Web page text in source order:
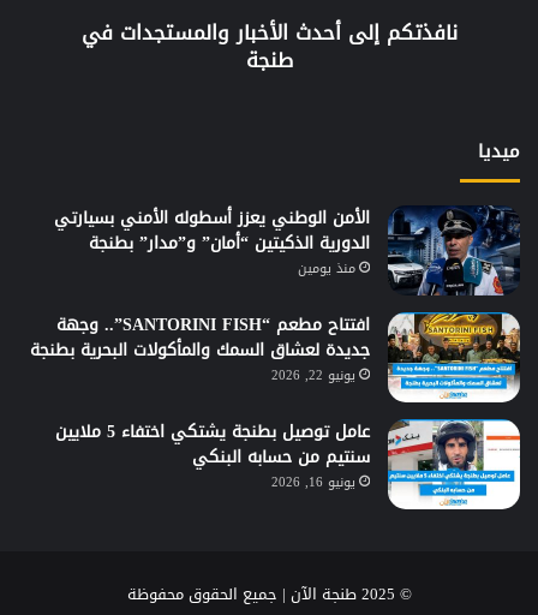
نافذتكم إلى أحدث الأخبار والمستجدات في
طنجة
ميديا
الأمن الوطني يعزز أسطوله الأمني بسيارتي
الدورية الذكيتين “أمان” و”مدار” بطنجة
منذ يومين
افتتاح مطعم “SANTORINI FISH”.. وجهة
جديدة لعشاق السمك والمأكولات البحرية بطنجة
يونيو 22, 2026
عامل توصيل بطنجة يشتكي اختفاء 5 ملايين
سنتيم من حسابه البنكي
يونيو 16, 2026
© 2025 طنجة الآن | جميع الحقوق محفوظة